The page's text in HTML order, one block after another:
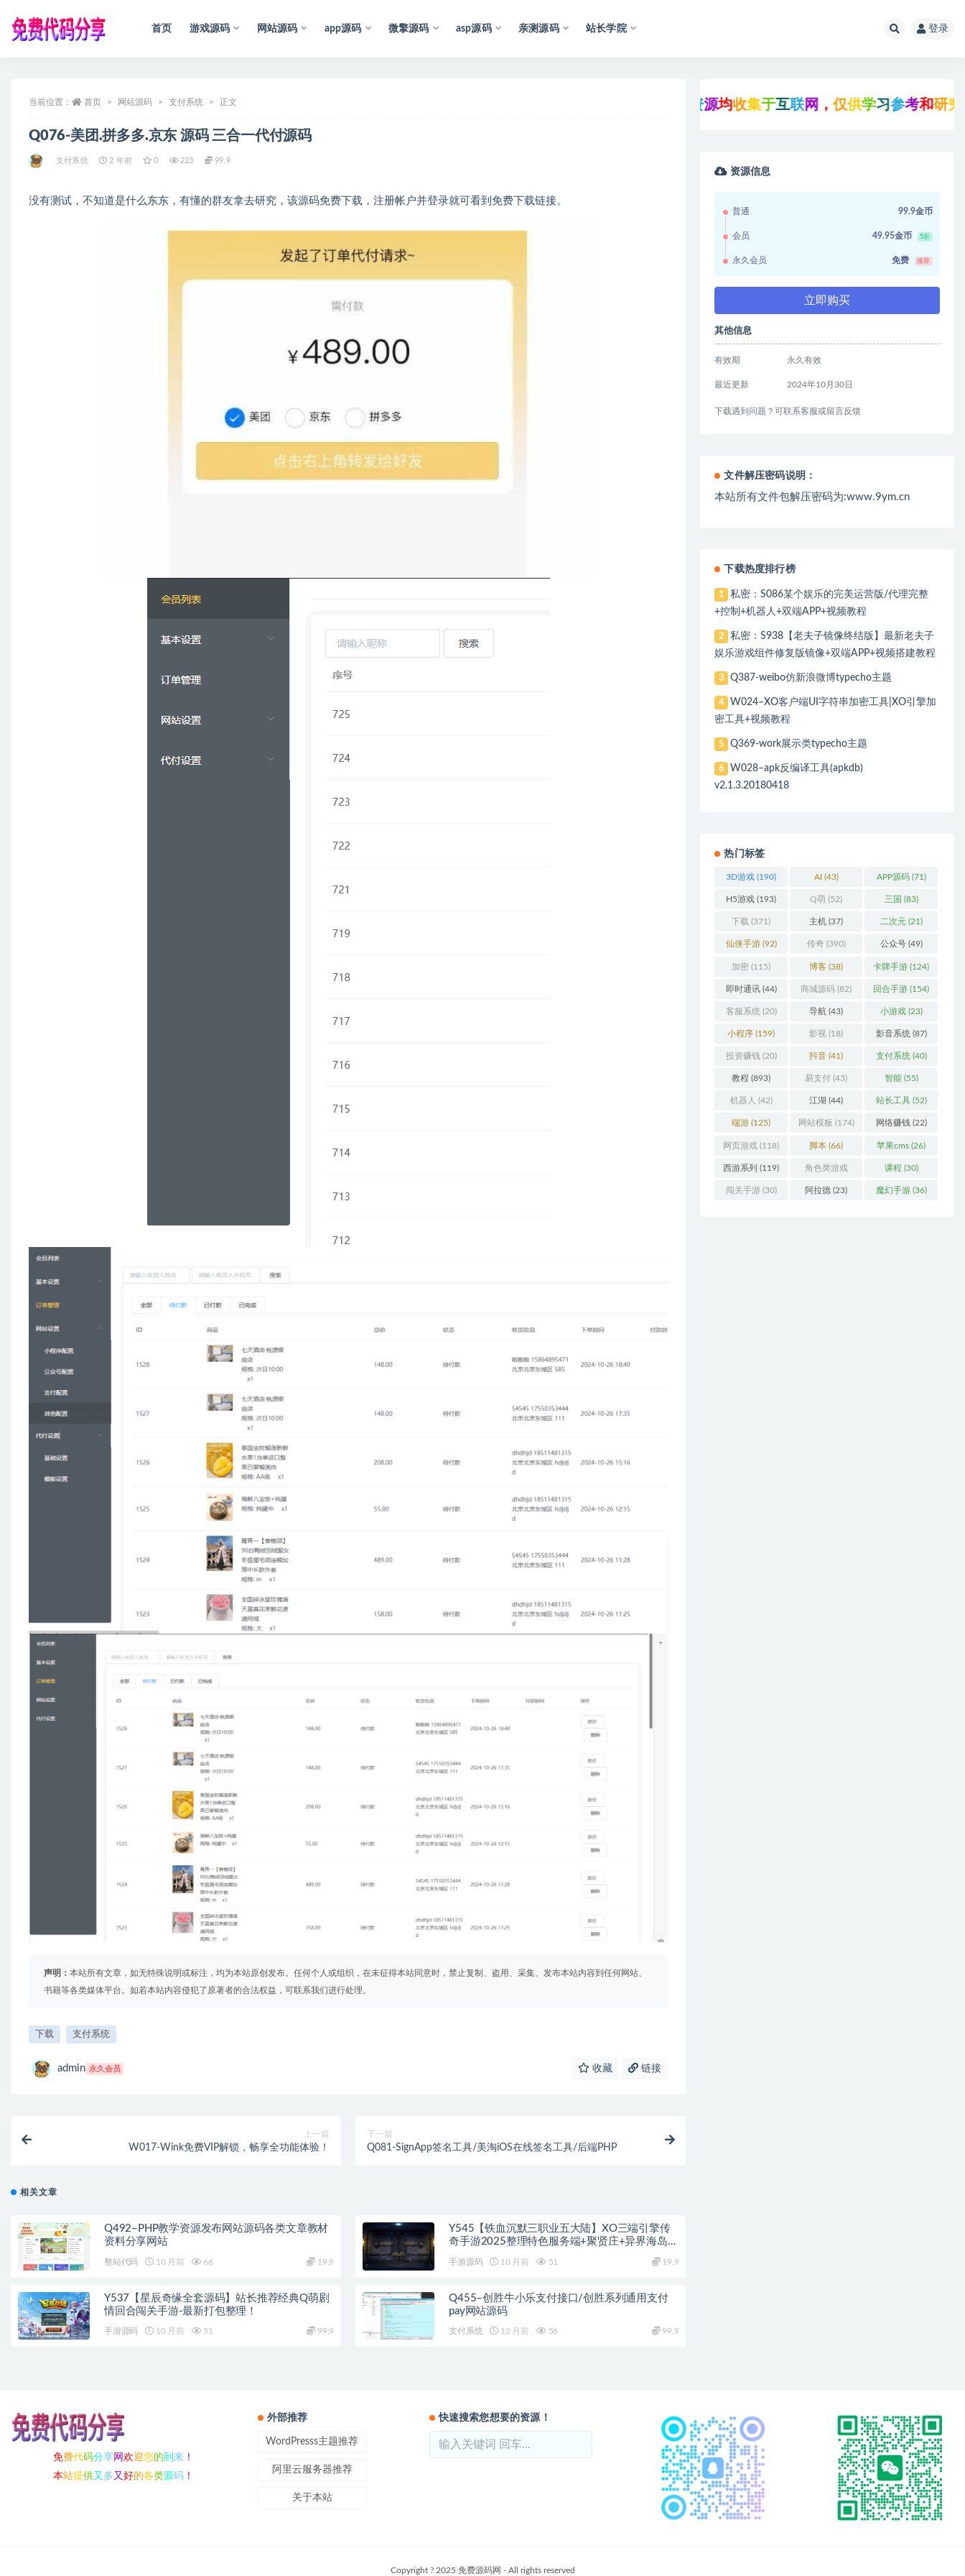
首页 游戏源码 网站源码 app源码 微擎源码 asp源码 亲测源码 站长学院 登录
当前位置： 首页 网站源码 支付系统 正文
Q076-美团.拼多多.京东 源码 三合一代付源码
支付系统 2 年前 0 223 99.9
没有测试，不知道是什么东东，有懂的群友拿去研究，该源码免费下载，注册帐户并登录就可看到免费下载链接。
声明： 本站所有文章，如无特殊说明或标注，均为本站原创发布。任何个人或组织，在未征得本站同意时，禁止复制、盗用、采集、发布本站内容到任何网站、
书籍等各类媒体平台。如若本站内容侵犯了原著者的合法权益，可联系我们进行处理。
下载 支付系统
admin 永久会员 收藏 链接
上一篇
W017-Wink免费VIP解锁，畅享全功能体验！
下一篇
Q081-SignApp签名工具/美淘iOS在线签名工具/后端PHP
相关文章
Q492–PHP教学资源发布网站源码各类文章教材
资料分享网站
整站代码 10 月前 66 19.9
Y545【铁血沉默三职业五大陆】XO三端引擎传
奇手游2025整理特色服务端+聚贤庄+异界海岛
手游源码 10 月前 51 19.9
Y537【星辰奇缘全套源码】站长推荐经典Q萌剧
情回合闯关手游-最新打包整理！
手游源码 10 月前 51 99.9
Q455–创胜牛小乐支付接口/创胜系列通用支付
pay网站源码
支付系统 12 月前 56 99.9
收集于互联网，仅供 学习参考和研究，也可
资源信息
普通 99.9金币
会员 49.95金币 5折
永久会员 免费 推荐
立即购买
其他信息
有效期 永久有效
最近更新 2024年10月30日
下载遇到问题？可联系客服或留言反馈
文件解压密码说明：
本站所有文件包解压密码为:www.9ym.cn
下载热度排行榜
1
私密：S086某个娱乐的完美运营版/代理完整
+控制+机器人+双端APP+视频教程
2
私密：S938【老夫子镜像终结版】最新老夫子
娱乐游戏组件修复版镜像+双端APP+视频搭建教程
3 Q387-weibo仿新浪微博typecho主题
4
W024–XO客户端UI字符串加密工具|XO引擎加
密工具+视频教程
5 Q369-work展示类typecho主题
6
W028–apk反编译工具(apkdb)
v2.1.3.20180418
热门标签
3D游戏 (190) AI(43) APP源码(71)
H5游戏 (193) Q萌 (52) 三国 (83)
下载 (371) 主机 (37) 二次元(21)
仙侠手游(92) 传奇(390) 公众号(49)
加密 (115) 博客 (38) 卡牌手游 (124)
即时通讯(44) 商城源码 (82) 回合手游 (154)
客服系统 (20) 导航 (43) 小游戏(23)
小程序 (159) 影视 (18) 影音系统 (87)
投资赚钱 (20) 抖音 (41) 支付系统 (40)
教程 (893) 易支付 (43) 智能(55)
机器人 (42) 江湖 (44) 站长工具(52)
端游 (125) 网站模板 (174) 网络赚钱(22)
网页游戏 (118) 脚本 (66) 苹果cms (26)
西游系列 (119) 角色类游戏
(306)
课程 (30)
闯关手游(30) 阿拉德 (23) 魔幻手游(36)
免费代码分享网 欢迎您的到 来！
本站提供又 多 又好的各类源码！
外部推荐
WordPresss主题推荐
阿里云服务器推荐
关于本站
快速搜索您想要的资源！
Copyright ? 2025 免费源码网 - All rights reserved